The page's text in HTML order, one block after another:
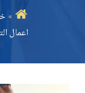
اعمال